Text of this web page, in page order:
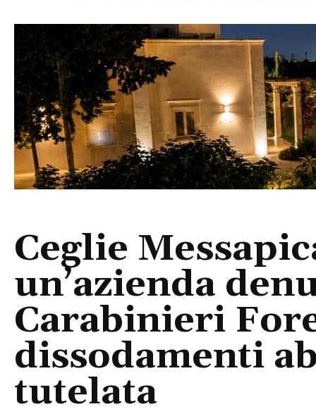
Ceglie
un’azienda
Carabinieri
dissodamenti
tutelata